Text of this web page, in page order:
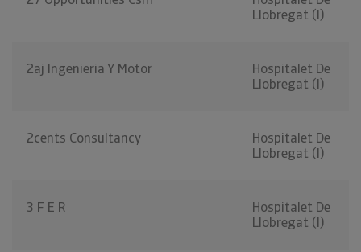
Llobregat (l)
2aj Ingenieria Y Motor
Hospitalet De
Llobregat (l)
2cents Consultancy
Hospitalet De
Llobregat (l)
3 F E R
Hospitalet De
Llobregat (l)